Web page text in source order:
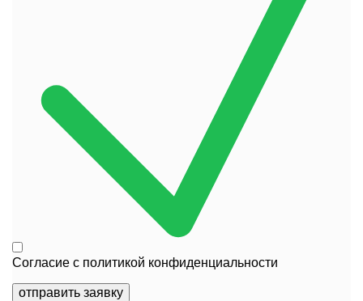
Согласие с политикой конфиденциальности
отправить заявку